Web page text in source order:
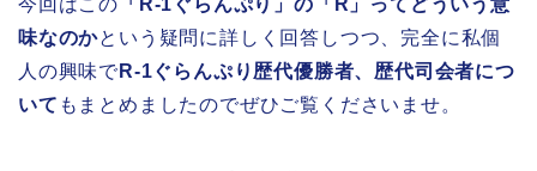
今回はこの 「R-1ぐらんぷり」の「R」ってどういう意
味なのかという疑問に詳しく回答しつつ、完全に私個
人の興味でR-1ぐらんぷり歴代優勝者、歴代司会者につ
いて もまとめましたのでぜひご覧くださいませ。